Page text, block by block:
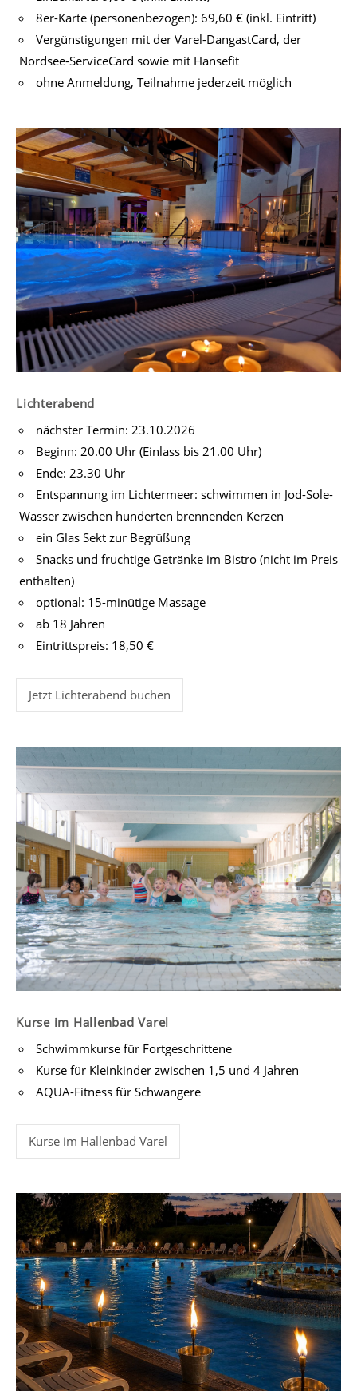
8er-Karte (personenbezogen): 69,60 € (inkl. Eintritt)
Vergünstigungen mit der Varel-DangastCard, der
Nordsee-ServiceCard sowie mit Hansefit
ohne Anmeldung, Teilnahme jederzeit möglich
Lichterabend
nächster Termin: 23.10.2026
Beginn: 20.00 Uhr (Einlass bis 21.00 Uhr)
Ende: 23.30 Uhr
Entspannung im Lichtermeer: schwimmen in Jod-Sole-
Wasser zwischen hunderten brennenden Kerzen
ein Glas Sekt zur Begrüßung
Snacks und fruchtige Getränke im Bistro (nicht im Preis
enthalten)
optional: 15-minütige Massage
ab 18 Jahren
Eintrittspreis: 18,50 €
Jetzt Lichterabend buchen
Kurse im Hallenbad Varel
Schwimmkurse für Fortgeschrittene
Kurse für Kleinkinder zwischen 1,5 und 4 Jahren
AQUA-Fitness für Schwangere
Kurse im Hallenbad Varel